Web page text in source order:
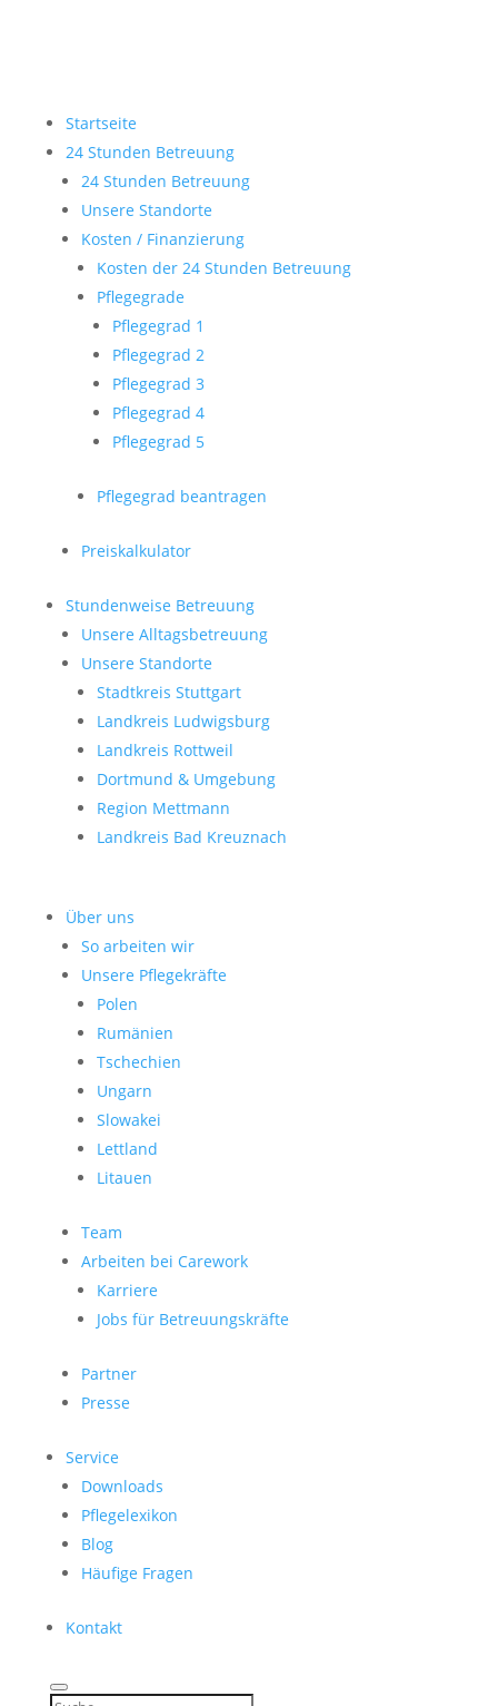
Startseite
24 Stunden Betreuung
24 Stunden Betreuung
Unsere Standorte
Kosten / Finanzierung
Kosten der 24 Stunden Betreuung
Pflegegrade
Pflegegrad 1
Pflegegrad 2
Pflegegrad 3
Pflegegrad 4
Pflegegrad 5
Pflegegrad beantragen
Preiskalkulator
Stundenweise Betreuung
Unsere Alltagsbetreuung
Unsere Standorte
Stadtkreis Stuttgart
Landkreis Ludwigsburg
Landkreis Rottweil
Dortmund & Umgebung
Region Mettmann
Landkreis Bad Kreuznach
Über uns
So arbeiten wir
Unsere Pflegekräfte
Polen
Rumänien
Tschechien
Ungarn
Slowakei
Lettland
Litauen
Team
Arbeiten bei Carework
Karriere
Jobs für Betreuungskräfte
Partner
Presse
Service
Downloads
Pflegelexikon
Blog
Häufige Fragen
Kontakt